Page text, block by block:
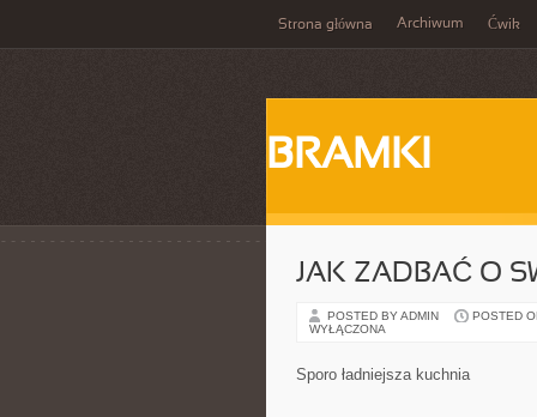
Strona główna Archiwum Ćwik
BRAMKI
JAK ZADBAĆ O
POSTED BY ADMIN POSTED
WYŁĄCZONA
Sporo ładniejsza kuchnia